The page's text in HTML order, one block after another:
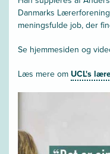
Danmarks
meningsfulde job, der
Se hjemmesiden og
Læs mere om UCL's